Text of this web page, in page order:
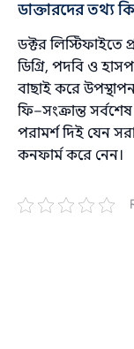
ডাক্তারদের তথ্য
ডক্টর লিস্টিফাইতে
ডিগ্রি, পদবি ও
বাছাই করে
ফি–সংক্রান্ত
পরামর্শ দিই যেন
কনফার্ম করে নেন।